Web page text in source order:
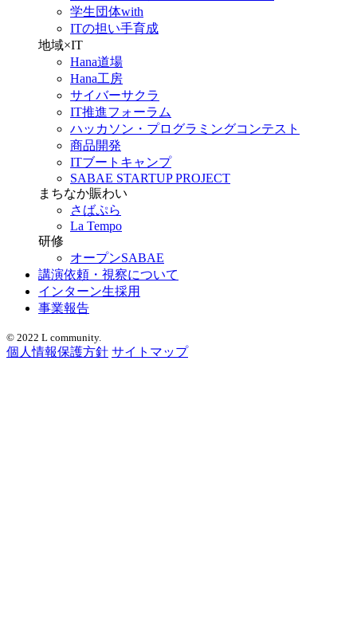
学生団体with
ITの担い手育成
地域×IT
Hana道場
Hana工房
サイバーサクラ
IT推進フォーラム
ハッカソン・プログラミングコンテスト
商品開発
ITブートキャンプ
SABAE STARTUP PROJECT
まちなか賑わい
さばぷら
La Tempo
研修
オープンSABAE
講演依頼・視察について
インターン生採用
事業報告
© 2022 L community.
個人情報保護方針 サイトマップ